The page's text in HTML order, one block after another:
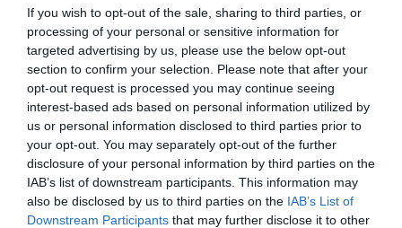
If you wish to opt-out of the sale, sharing to third parties, or
processing of your personal or sensitive information for
targeted advertising by us, please use the below opt-out
section to confirm your selection. Please note that after your
opt-out request is processed you may continue seeing
interest-based ads based on personal information utilized by
us or personal information disclosed to third parties prior to
your opt-out. You may separately opt-out of the further
disclosure of your personal information by third parties on the
IAB’s list of downstream participants. This information may
also be disclosed by us to third parties on the IAB’s List of
Downstream Participants that may further disclose it to other
k
p
r
BOLSAS TRABAJO,CEUTA, INTERINOS MEC,MELILLA
-BOLSA TRABAJO ABIERTA
PROFESORES VARIOS
CUERPOS Y
ESPECIALIDADES EN CEUTA
Y MELILLA